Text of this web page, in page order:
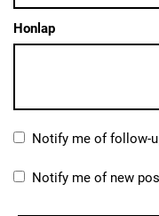
Honlap
Notify me of follow-
Notify me of new